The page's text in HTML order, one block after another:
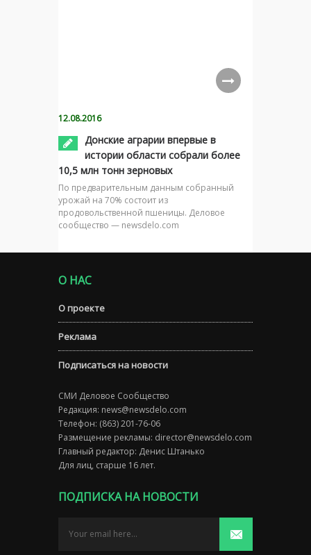
12.08.2016
Донские аграрии впервые в
истории области собрали более
10,5 млн тонн зерновых
По предварительным данным собранный
урожай на 70% состоит из
продовольственной пшеницы. Деловое
сообщество — newsdelo.com
О НАС
О проекте
Реклама
Подписаться на новости
СМИ Деловое Сообщество
Редакция: news@newsdelo.com
Телефон: (863) 201-76-06
Размещение рекламы: director@newsdelo.com
Главный редактор: Денис Штанько
Для лиц, старше 16 лет.
ПОДПИСКА НА НОВОСТИ